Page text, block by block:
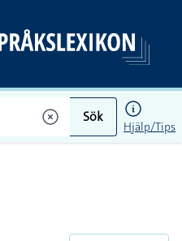
Sök
Hjälp/Tips